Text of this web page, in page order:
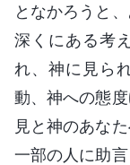
となかろうと
深くにある考
れ、神に見ら
動、神への態
見と神のあな
一部の人に助